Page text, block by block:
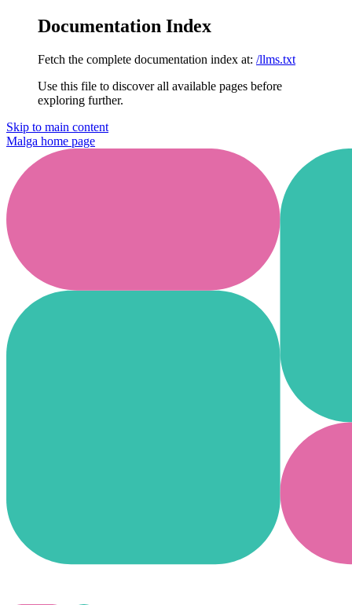
Documentation Index
Fetch the complete documentation index at: /llms.txt
Use this file to discover all available pages before
exploring further.
Skip to main content
Malga home page